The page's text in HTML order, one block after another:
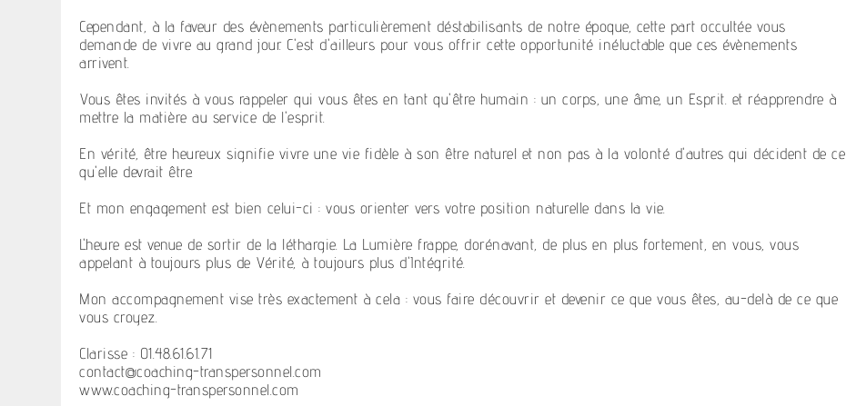
Cependant, à la faveur des évènements particulièrement déstabilisants de notre époque, cette part occultée vous
demande de vivre au grand jour. C'est d'ailleurs pour vous offrir cette opportunité inéluctable que ces évènements
arrivent.
Vous êtes invités à vous rappeler qui vous êtes en tant qu'être humain : un corps, une âme, un Esprit. et réapprendre à
mettre la matière au service de l'esprit.
En vérité, être heureux signifie vivre une vie fidèle à son être naturel et non pas à la volonté d'autres qui décident de ce
qu'elle devrait être.
Et mon engagement est bien celui-ci : vous orienter vers votre position naturelle dans la vie.
L'heure est venue de sortir de la léthargie. La Lumière frappe, dorénavant, de plus en plus fortement, en vous, vous
appelant à toujours plus de Vérité, à toujours plus d'Intégrité.
Mon accompagnement vise très exactement à cela : vous faire découvrir et devenir ce que vous êtes, au-delà de ce que
vous croyez.
Clarisse : 01.48.61.61.71
contact@coaching-transpersonnel.com
www.coaching-transpersonnel.com